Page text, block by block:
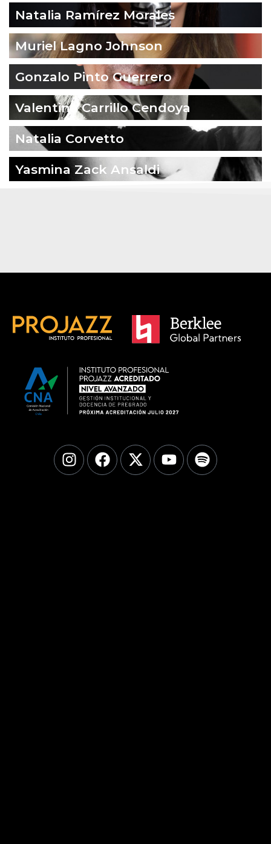
Natalia Ramírez Morales
Muriel Lagno Johnson
Gonzalo Pinto Guerrero
Valentina Carrillo Cendoya
Natalia Corvetto
Yasmina Zack Ansaldi